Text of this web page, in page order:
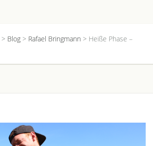
> Blog > Rafael Bringmann > Heiße Phase –